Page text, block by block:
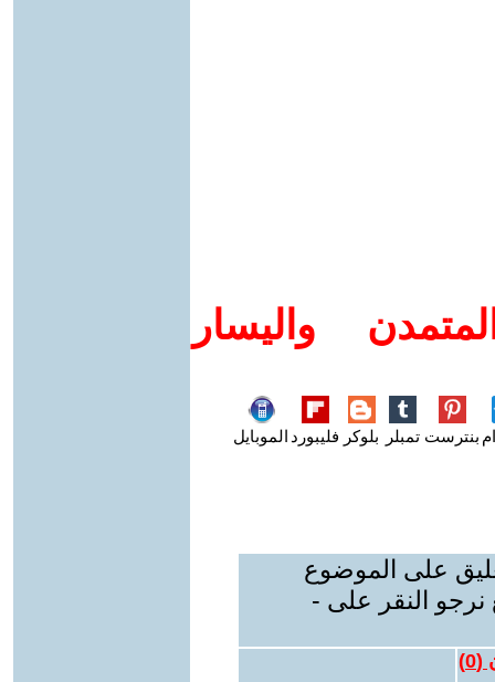
واليسار
بنترست تمبلر بلوكر فليبورد الموبايل
على الموضوع
نرجو النقر على -
(
0
)